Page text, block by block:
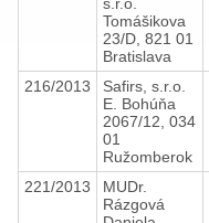
Tomášikova
23/D, 821 01
Bratislava
216/2013
Safirs, s.r.o.
E. Bohúňa
2067/12, 034
01
Ružomberok
221/2013
MUDr.
Rázgová